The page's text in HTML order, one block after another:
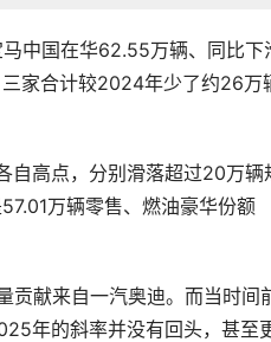
中国在华62.55万辆、同比下
家合计较2024年少了约26万
自高点，分别滑落超过20万辆
万辆零售、燃油豪华份额
贡献来自一汽奥迪。而当时间
年的斜率并没有回头，甚至